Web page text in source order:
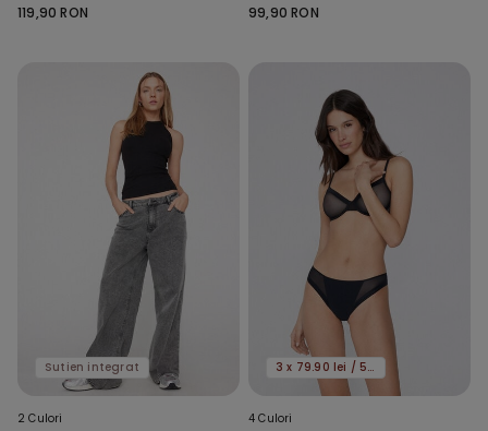
119,90 RON
99,90 RON
Sutien integrat
2 Culori
3 x 79.90 lei / 5 x 119.90 lei
4 Culori